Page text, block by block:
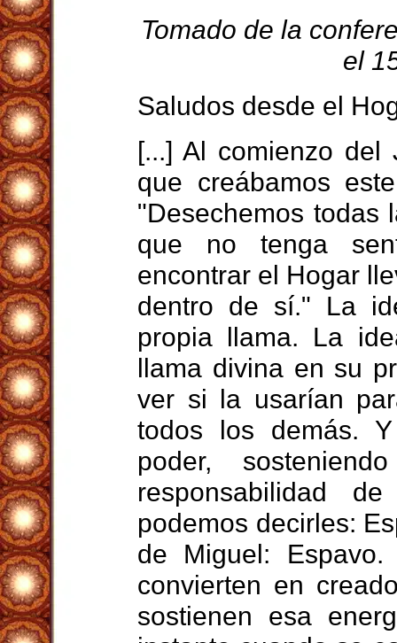
Tomado de la
el
Saludos desde el
[...] Al comienzo del
que creábamos
"Desechemos todas
que no tenga
encontrar el Hogar
dentro de sí." La
propia llama. La
llama divina en su
ver si la usarían
todos los demás.
poder,
responsabilidad
podemos decirles:
de Miguel:
convierten en
sostienen esa